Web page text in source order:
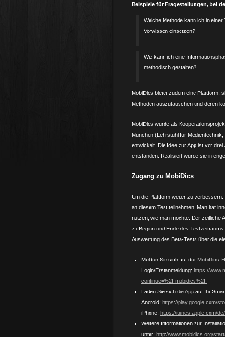
Beispiele für Fragestellungen, bei
Welche Methode kann ich in
Vorwissen einsetzen?
Wie kann ich eine
methodisch gestalten?
MobiDics bietet zudem eine Plattform,
Methoden auszutauschen und deren
MobiDics wurde als
München (Lehrstuhl für
entwickelt. Die Idee zur App ist vor
entstanden. Realisiert wurde sie in
Zugang zu MobiDics
Um die Plattform weiter zu
an diesem Test teilnehmen. Man hat
nutzen, wie man möchte. Der zeitliche
zu Beginn und Ende des
Auswertung des Beta-Tests über die
Melden Sie sich auf der MobiDics-
Login/Erstanmeldung: https://
continue=%2Fmobidics%2F
Laden Sie sich die App auf Ihr
Android: https://play.google.com/
iPhone: https://itunes.apple.com/
Weitere Informationen zur
unter: http://www.mobidics.org/